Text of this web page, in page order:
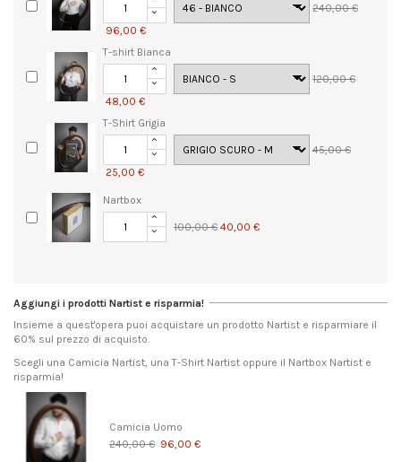
240,00 €
96,00 €
T-shirt Bianca
120,00 €
48,00 €
T-Shirt Grigia
45,00 €
25,00 €
Nartbox
100,00 € 40,00 €
Aggiungi i prodotti Nartist e risparmia!
Insieme a quest'opera puoi acquistare un prodotto Nartist e risparmiare il
60% sul prezzo di acquisto.
Scegli una Camicia Nartist, una T-Shirt Nartist oppure il Nartbox Nartist e
risparmia!
Camicia Uomo
240,00 € 96,00 €